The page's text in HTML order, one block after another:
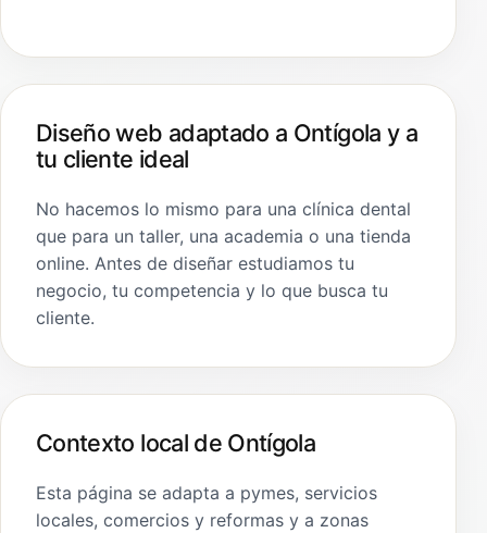
Diseño web adaptado a Ontígola y a
tu cliente ideal
No hacemos lo mismo para una clínica dental
que para un taller, una academia o una tienda
online. Antes de diseñar estudiamos tu
negocio, tu competencia y lo que busca tu
cliente.
Contexto local de Ontígola
Esta página se adapta a pymes, servicios
locales, comercios y reformas y a zonas